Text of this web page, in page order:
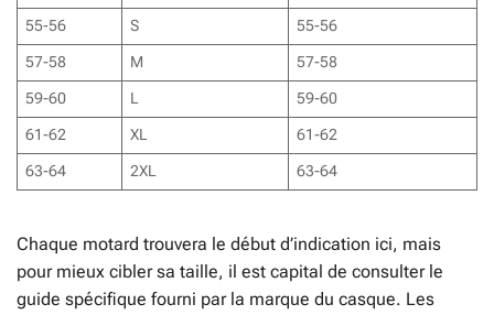
55-56
S
55-56
57-58
M
57-58
59-60
L
59-60
61-62
XL
61-62
63-64
2XL 63-64
Chaque motard trouvera le début d’indication ici, mais
pour mieux cibler sa taille, il est capital de consulter le
guide spécifique fourni par la marque du casque. Les